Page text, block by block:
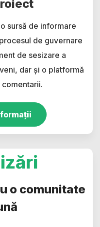
sursă de informare
de guvernare
de sesizare a
dar și o platformă
o comunitate